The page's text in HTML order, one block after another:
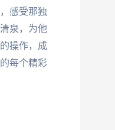
感受那独
泉，为他
操作，成
每个精彩